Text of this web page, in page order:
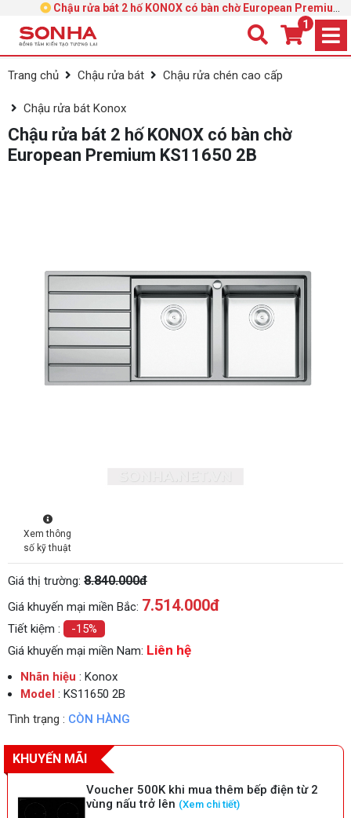
Chậu rửa bát 2 hố KONOX có bàn chờ European Premium
KS11650 2B
1
Trang chủ Chậu rửa bát Chậu rửa chén cao cấp
Chậu rửa bát Konox
Chậu rửa bát 2 hố KONOX có bàn chờ
European Premium KS11650 2B
Xem thông
số kỹ thuật
Giá thị trường: 8.840.000đ
Giá khuyến mại miền Bắc: 7.514.000đ
Tiết kiệm :
-15%
Giá khuyến mại miền Nam: Liên hệ
Nhãn hiệu : Konox
Model : KS11650 2B
Tình trạng : CÒN HÀNG
KHUYẾN MÃI
Voucher 500K khi mua thêm bếp điện từ 2
vùng nấu trở lên (Xem chi tiết)